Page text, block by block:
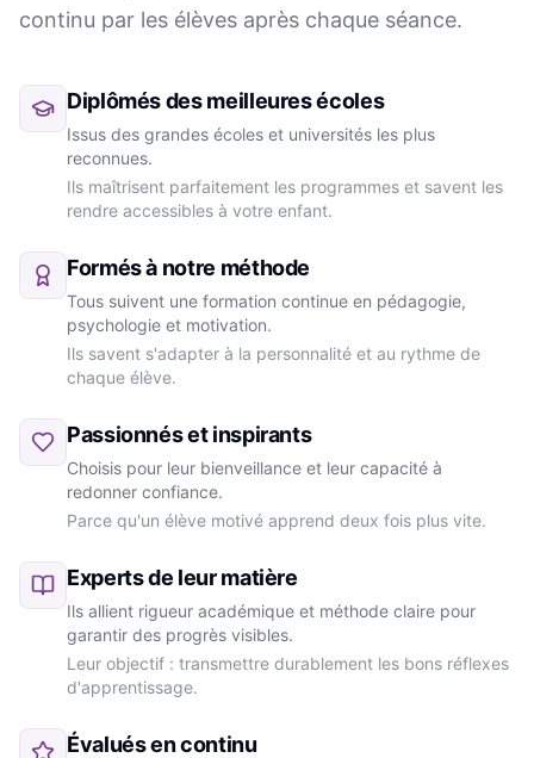
continu par les élèves après chaque séance.
Diplômés des meilleures écoles
Issus des grandes écoles et universités les plus
reconnues.
Ils maîtrisent parfaitement les programmes et savent les
rendre accessibles à votre enfant.
Formés à notre méthode
Tous suivent une formation continue en pédagogie,
psychologie et motivation.
Ils savent s'adapter à la personnalité et au rythme de
chaque élève.
Passionnés et inspirants
Choisis pour leur bienveillance et leur capacité à
redonner confiance.
Parce qu'un élève motivé apprend deux fois plus vite.
Experts de leur matière
Ils allient rigueur académique et méthode claire pour
garantir des progrès visibles.
Leur objectif : transmettre durablement les bons réflexes
d'apprentissage.
Évalués en continu